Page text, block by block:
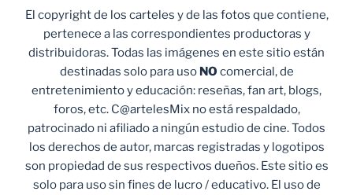
El copyright de los carteles y de las fotos que contiene,
pertenece a las correspondientes productoras y
distribuidoras. Todas las imágenes en este sitio están
destinadas solo para uso NO comercial, de
entretenimiento y educación: reseñas, fan art, blogs,
foros, etc. C@artelesMix no está respaldado,
patrocinado ni afiliado a ningún estudio de cine. Todos
los derechos de autor, marcas registradas y logotipos
son propiedad de sus respectivos dueños. Este sitio es
solo para uso sin fines de lucro / educativo. El uso de